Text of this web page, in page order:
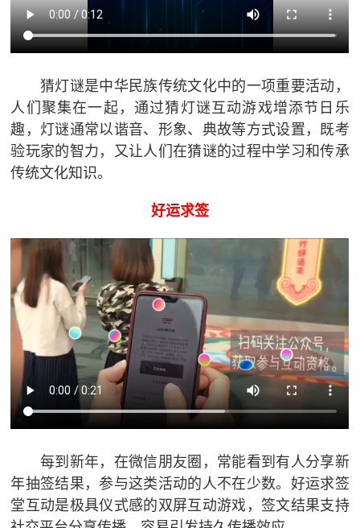
猜灯谜是中华民族传统文化中的一项重要活动，
人们聚集在一起，通过猜灯谜互动游戏增添节日乐
趣，灯谜通常以谐音、形象、典故等方式设置，既考
验玩家的智力，又让人们在猜谜的过程中学习和传承
传统文化知识。
好运求签
每到新年，在微信朋友圈，常能看到有人分享新
年抽签结果，参与这类活动的人不在少数。好运求签
堂互动是极具仪式感的双屏互动游戏，签文结果支持